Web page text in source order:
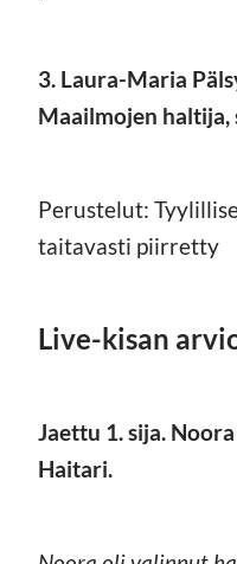
3. Laura-Maria
Maailmojen haltija,
Perustelut:
taitavasti piirretty
Live-kisan
Jaettu 1. sija.
Haitari.